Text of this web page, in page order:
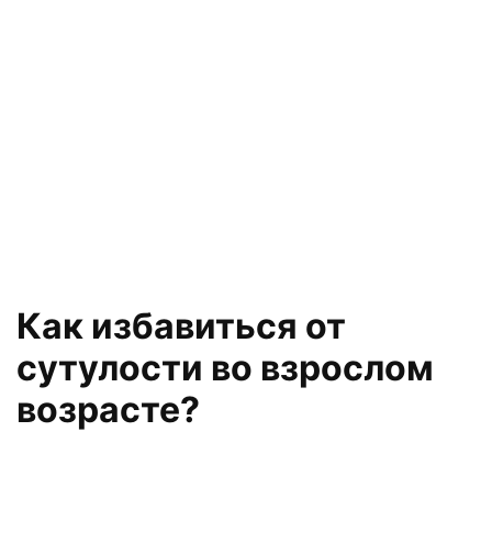
Как избавиться от
сутулости во взрослом
возрасте?